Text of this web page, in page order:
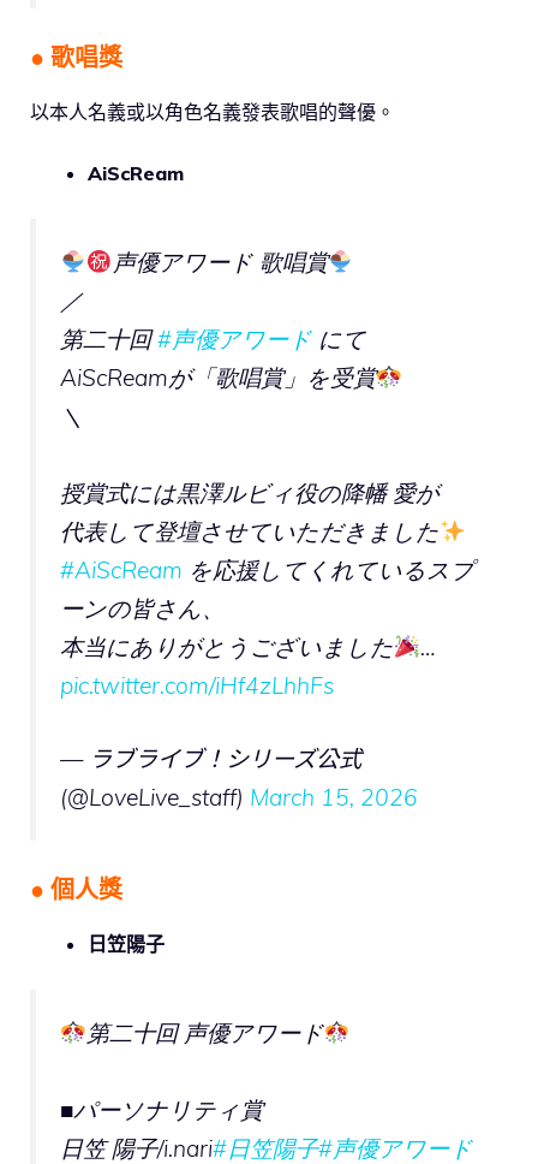
● 歌唱獎
以本人名義或以角色名義發表歌唱的聲優。
AiScReam
声優アワード 歌唱賞
／
第二十回#声優アワード にて
AiScReamが「歌唱賞」を受賞
＼
授賞式には黒澤ルビィ役の降幡 愛が
代表して登壇させていただきました
#AiScReam を応援してくれているスプ
ーンの皆さん、
本当にありがとうございました
…
pic.twitter.com/iHf4zLhhFs
— ラブライブ！シリーズ公式
(@LoveLive_staff) March 15, 2026
● 個人獎
日笠陽子
第二十回 声優アワード
■パーソナリティ賞
⽇笠 陽⼦/i.nari#日笠陽子#声優アワード